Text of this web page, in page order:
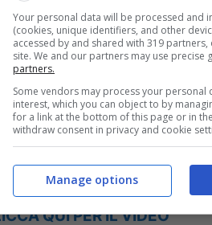
i nostri viaggi e chi si
fa gelare il sangue
e davvero c’è da
Firenze-Pisa-Livorno.
parole. Per fortuna non
QUI PER IL VIDEO
Your personal data will be processed and
(cookies, unique identifiers, and other
accessed by and shared with 319
site. We and our partners may use precise
partners.
Some vendors may process your personal
interest, which you can object to by
for a link at the bottom of this page or in
withdraw consent in privacy and cookie
Manage options